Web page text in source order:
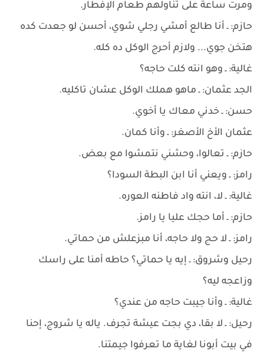
ومرت ساعة على تناولهم طعام الإفطار.
حازم: ـ أنا طالع أمشي رجلي شوي، أحسن لو جعدت كده
هتخن جوي... ولازم أحرج الوكل ده كله.
غالية: ـ وهو انته كلت حاجه؟
الجد عثمان: ـ ماهو هملك الوكل عشان تاكليه.
حسن: ـ خدني معاك يا أخوي.
عثمان الأخ الأصغر: ـ وأنا كمان.
حازم: ـ تعالوا، وحشني نتمشوا مع بعض.
رامز: ـ ويعني أنا ابن البطة السودا؟
غالية: ـ لا، انته واد فاطنه العوره.
حازم: ـ أما حجك عليا يا رامز.
رامز: ـ لا حج ولا حاجه، أنا مبزعلش من حماتي.
رحيل وشروق: ـ إيه يا حماتي؟ حاطه أمنا على راسك
وزاعجه ليه؟
غالية: ـ وأنا جيبت حاجه من عندي؟
رحيل: ـ لا بقا، دي بجت عيشة تجرف. ياله يا شروج، إحنا
في بيت أبونا لغاية ما تعرفوا جيمتنا.